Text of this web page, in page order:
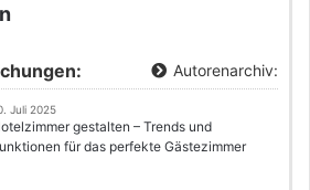
Autorenarchiv:
Juli 2025
gestalten – Trends und
für das perfekte Gästezimmer